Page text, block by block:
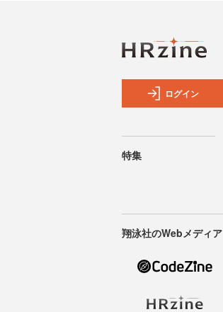
ログイン
特集
翔泳社のWebメディア